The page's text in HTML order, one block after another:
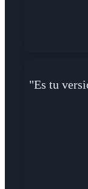
"Es tu